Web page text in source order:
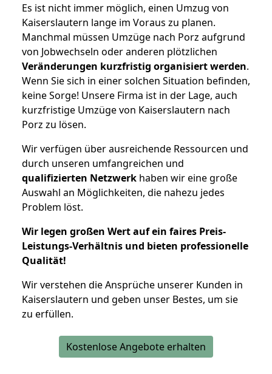
Es ist nicht immer möglich, einen Umzug von
Kaiserslautern lange im Voraus zu planen.
Manchmal müssen Umzüge nach Porz aufgrund
von Jobwechseln oder anderen plötzlichen
Veränderungen kurzfristig organisiert werden.
Wenn Sie sich in einer solchen Situation befinden,
keine Sorge! Unsere Firma ist in der Lage, auch
kurzfristige Umzüge von Kaiserslautern nach
Porz zu lösen.
Wir verfügen über ausreichende Ressourcen und
durch unseren umfangreichen und
qualifizierten Netzwerk haben wir eine große
Auswahl an Möglichkeiten, die nahezu jedes
Problem löst.
Wir legen großen Wert auf ein faires Preis-
Leistungs-Verhältnis und bieten professionelle
Qualität!
Wir verstehen die Ansprüche unserer Kunden in
Kaiserslautern und geben unser Bestes, um sie
zu erfüllen.
Kostenlose Angebote erhalten